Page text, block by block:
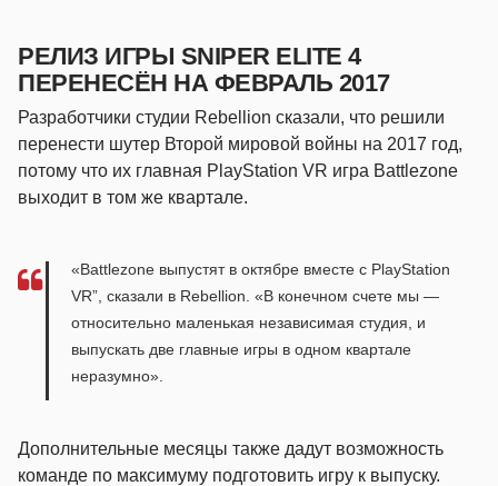
РЕЛИЗ ИГРЫ SNIPER ELITE 4
ПЕРЕНЕСЁН НА ФЕВРАЛЬ 2017
Разработчики студии Rebellion сказали, что решили
перенести шутер Второй мировой войны на 2017 год,
потому что их главная PlayStation VR игра Battlezone
выходит в том же квартале.
«Battlezone выпустят в октябре вместе с PlayStation
VR”, сказали в Rebellion. «В конечном счете мы —
относительно маленькая независимая студия, и
выпускать две главные игры в одном квартале
неразумно».
Дополнительные месяцы также дадут возможность
команде по максимуму подготовить игру к выпуску.